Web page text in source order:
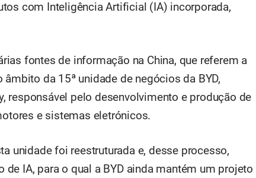
com Inteligência Artificial (IA) incorporada,
fontes de informação na China, que referem a
da 15ª unidade de negócios da BYD,
responsável pelo desenvolvimento e produção de
e sistemas eletrónicos.
unidade foi reestruturada e, desse processo,
IA, para o qual a BYD ainda mantém um projeto